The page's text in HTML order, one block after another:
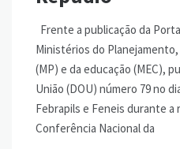
Frente a publicação da
Ministérios do
(MP) e da educação (MEC),
União (DOU) número 79 no
Febrapils e Feneis durante a
Conferência Nacional da